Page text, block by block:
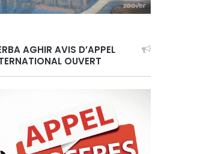
AGHIR AVIS D’APPEL
OUVERT